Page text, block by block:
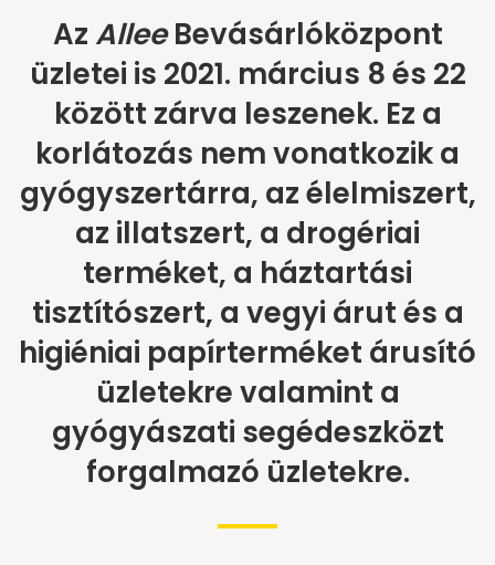
Az AlleeBevásárlóközpont
üzletei is 2021. március 8 és 22
között zárva leszenek. Ez a
korlátozás nem vonatkozik a
gyógyszertárra, az élelmiszert,
az illatszert, a drogériai
terméket, a háztartási
tisztítószert, a vegyi árut és a
higiéniai papírterméket árusító
üzletekre valamint a
gyógyászati segédeszközt
forgalmazó üzletekre.